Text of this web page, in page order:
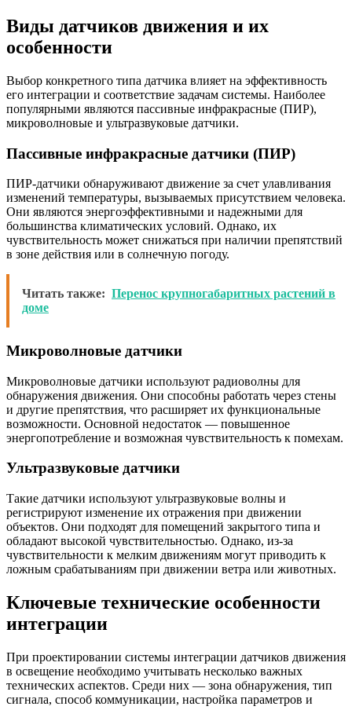
Виды датчиков движения и их
особенности
Выбор конкретного типа датчика влияет на эффективность
его интеграции и соответствие задачам системы. Наиболее
популярными являются пассивные инфракрасные (ПИР),
микроволновые и ультразвуковые датчики.
Пассивные инфракрасные датчики (ПИР)
ПИР-датчики обнаруживают движение за счет улавливания
изменений температуры, вызываемых присутствием человека.
Они являются энергоэффективными и надежными для
большинства климатических условий. Однако, их
чувствительность может снижаться при наличии препятствий
в зоне действия или в солнечную погоду.
Читать также: Перенос крупногабаритных растений в
доме
Микроволновые датчики
Микроволновые датчики используют радиоволны для
обнаружения движения. Они способны работать через стены
и другие препятствия, что расширяет их функциональные
возможности. Основной недостаток — повышенное
энергопотребление и возможная чувствительность к помехам.
Ультразвуковые датчики
Такие датчики используют ультразвуковые волны и
регистрируют изменение их отражения при движении
объектов. Они подходят для помещений закрытого типа и
обладают высокой чувствительностью. Однако, из-за
чувствительности к мелким движениям могут приводить к
ложным срабатываниям при движении ветра или животных.
Ключевые технические особенности
интеграции
При проектировании системы интеграции датчиков движения
в освещение необходимо учитывать несколько важных
технических аспектов. Среди них — зона обнаружения, тип
сигнала, способ коммуникации, настройка параметров и